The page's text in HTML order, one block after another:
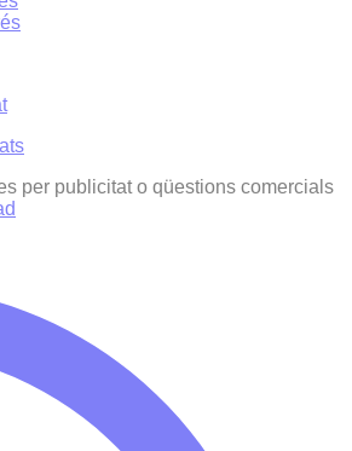
per publicitat o qüestions comercials